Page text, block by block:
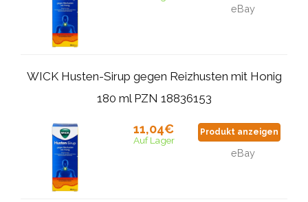
eBay
WICK Husten-Sirup gegen Reizhusten mit Honig
180 ml PZN 18836153
11,04€
Auf Lager
Produkt anzeigen
eBay